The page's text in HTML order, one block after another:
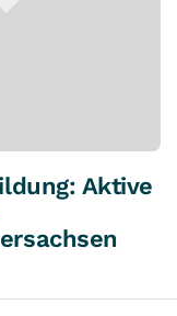
Aktive